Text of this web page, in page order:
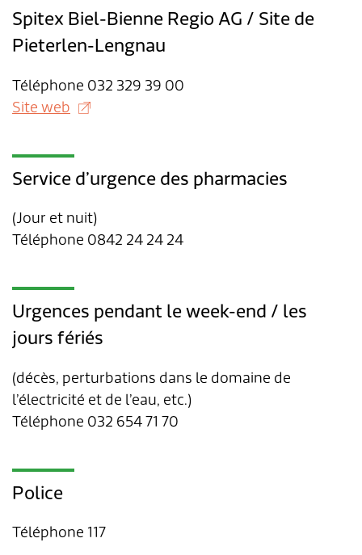
Spitex Biel-Bienne Regio AG / Site de
Pieterlen-Lengnau
Téléphone 032 329 39 00
Site web
Service d’urgence des pharmacies
(Jour et nuit)
Téléphone 0842 24 24 24
Urgences pendant le week-end / les
jours fériés
(décès, perturbations dans le domaine de
l’électricité et de l’eau, etc.)
Téléphone 032 654 71 70
Police
Téléphone 117